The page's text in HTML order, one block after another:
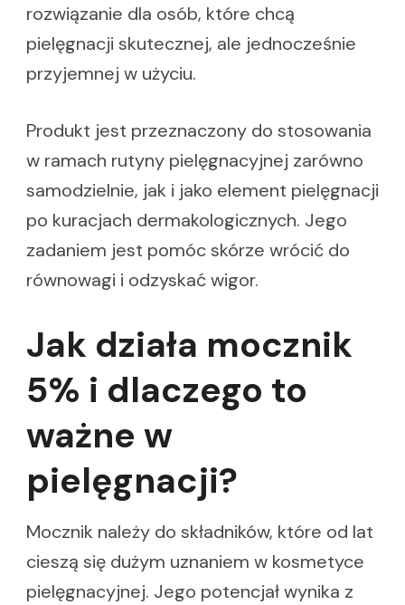
rozwiązanie dla osób, które chcą
pielęgnacji skutecznej, ale jednocześnie
przyjemnej w użyciu.
Produkt jest przeznaczony do stosowania
w ramach rutyny pielęgnacyjnej zarówno
samodzielnie, jak i jako element pielęgnacji
po kuracjach dermakologicznych. Jego
zadaniem jest pomóc skórze wrócić do
równowagi i odzyskać wigor.
Jak działa mocznik
5% i dlaczego to
ważne w
pielęgnacji?
Mocznik należy do składników, które od lat
cieszą się dużym uznaniem w kosmetyce
pielęgnacyjnej. Jego potencjał wynika z